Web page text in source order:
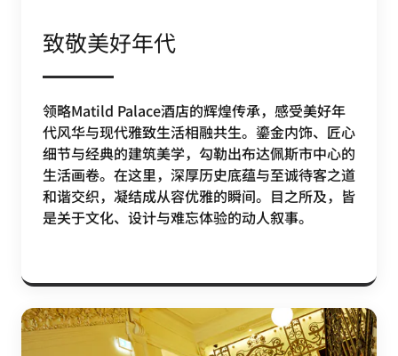
致敬美好年代
领略Matild Palace酒店的辉煌传承，感受美好年
代风华与现代雅致生活相融共生。鎏金内饰、匠心
细节与经典的建筑美学，勾勒出布达佩斯市中心的
生活画卷。在这里，深厚历史底蕴与至诚待客之道
和谐交织，凝结成从容优雅的瞬间。目之所及，皆
是关于文化、设计与难忘体验的动人叙事。